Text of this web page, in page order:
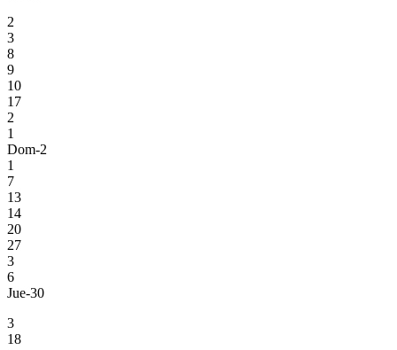
2
3
8
9
10
17
2
1
Dom-2
1
7
13
14
20
27
3
6
Jue-30
3
18